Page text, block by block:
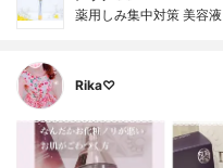
薬用しみ集中対策 美容液
Rika♡